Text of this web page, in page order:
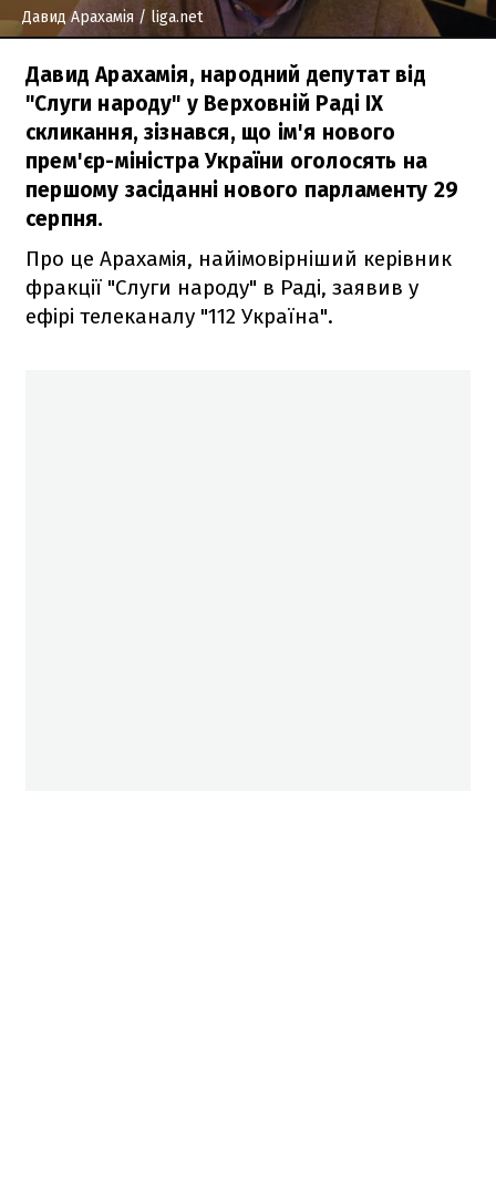
Давид Арахамія / liga.net
Давид Арахамія, народний депутат від
"Слуги народу" у Верховній Раді IX
скликання, зізнався, що ім'я нового
прем'єр-міністра України оголосять на
першому засіданні нового парламенту 29
серпня.
Про це Арахамія, найімовірніший керівник
фракції "Слуги народу" в Раді, заявив у
ефірі телеканалу "112 Україна".